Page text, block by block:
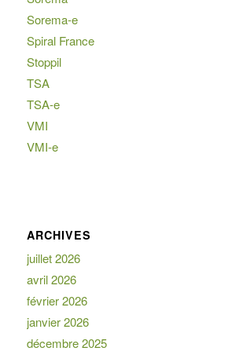
Sorema-e
Spiral France
Stoppil
TSA
TSA-e
VMI
VMI-e
ARCHIVES
juillet 2026
avril 2026
février 2026
janvier 2026
décembre 2025